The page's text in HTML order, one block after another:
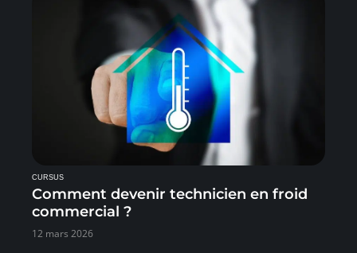
CURSUS
Comment devenir technicien en froid
commercial ?
12 mars 2026